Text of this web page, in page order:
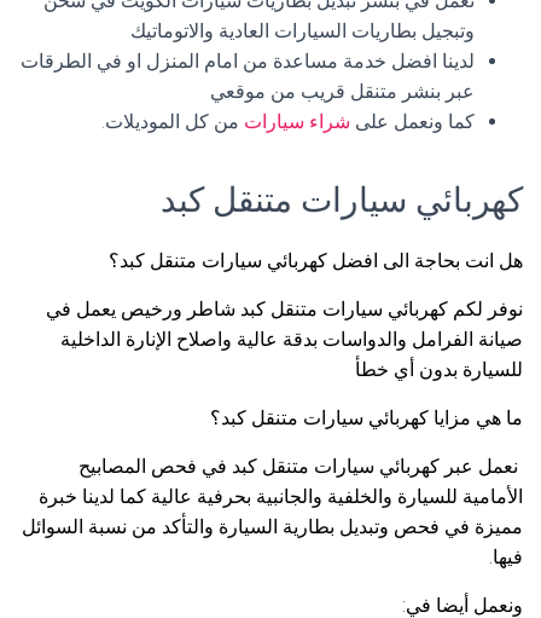
وتبجيل بطاريات السيارات العادية والاتوماتيك
لدينا افضل خدمة مساعدة من امام المنزل او في الطرقات
عبر بنشر متنقل قريب من موقعي
كما ونعمل على شراء سيارات من كل الموديلات.
كهربائي سيارات متنقل كبد
هل انت بحاجة الى افضل كهربائي سيارات متنقل كبد؟
نوفر لكم كهربائي سيارات متنقل كبد شاطر ورخيص يعمل في
صيانة الفرامل والدواسات بدقة عالية واصلاح الإنارة الداخلية
للسيارة بدون أي خطأ
ما هي مزايا كهربائي سيارات متنقل كبد؟
نعمل عبر كهربائي سيارات متنقل كبد في فحص المصابيح
الأمامية للسيارة والخلفية والجانبية بحرفية عالية كما لدينا خبرة
مميزة في فحص وتبديل بطارية السيارة والتأكد من نسبة السوائل
فيها.
ونعمل أيضا في: